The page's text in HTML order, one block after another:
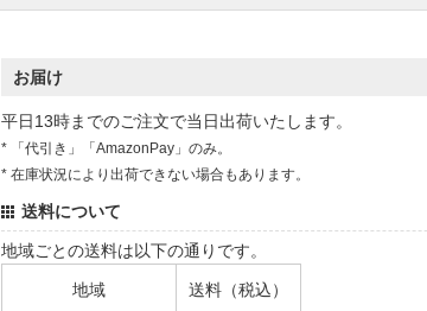
お届け
平日13時までのご注文で当日出荷いたします。
* 「代引き」「AmazonPay」のみ。
* 在庫状況により出荷できない場合もあります。
送料について
地域ごとの送料は以下の通りです。
地域 送料（税込）